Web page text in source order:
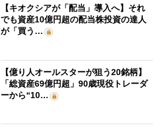
【キオクシアが「配当」導入へ】それ
でも資産10億円超の配当株投資の達人
が「買う…
【億り人オールスターが狙う20銘柄】
「総資産69億円超」90歳現役トレーダ
ーから“10…